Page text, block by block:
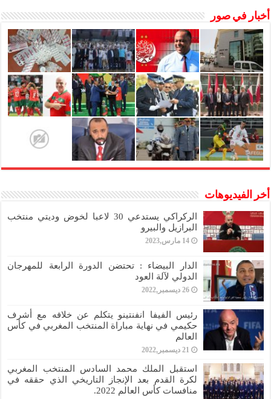
أخبار في صور
أخر الفيديوهات
الركراكي يستدعي 30 لاعبا لخوض وديتي منتخب
البرازيل والبيرو
14 مارس,2023
الدار البيضاء : تحتضن الدورة الرابعة للمهرجان
الدولي لآلة العود
26 ديسمبر,2022
رئيس الفيفا انفنتينو يتكلم عن خلافه مع أشرف
حكيمي في نهاية مباراة المنتخب المغربي في كأس
العالم
21 ديسمبر,2022
استقبل الملك محمد السادس المنتخب المغربي
لكرة القدم بعد الإنجاز التاريخي الذي حققه في
منافسات كأس العالم 2022.